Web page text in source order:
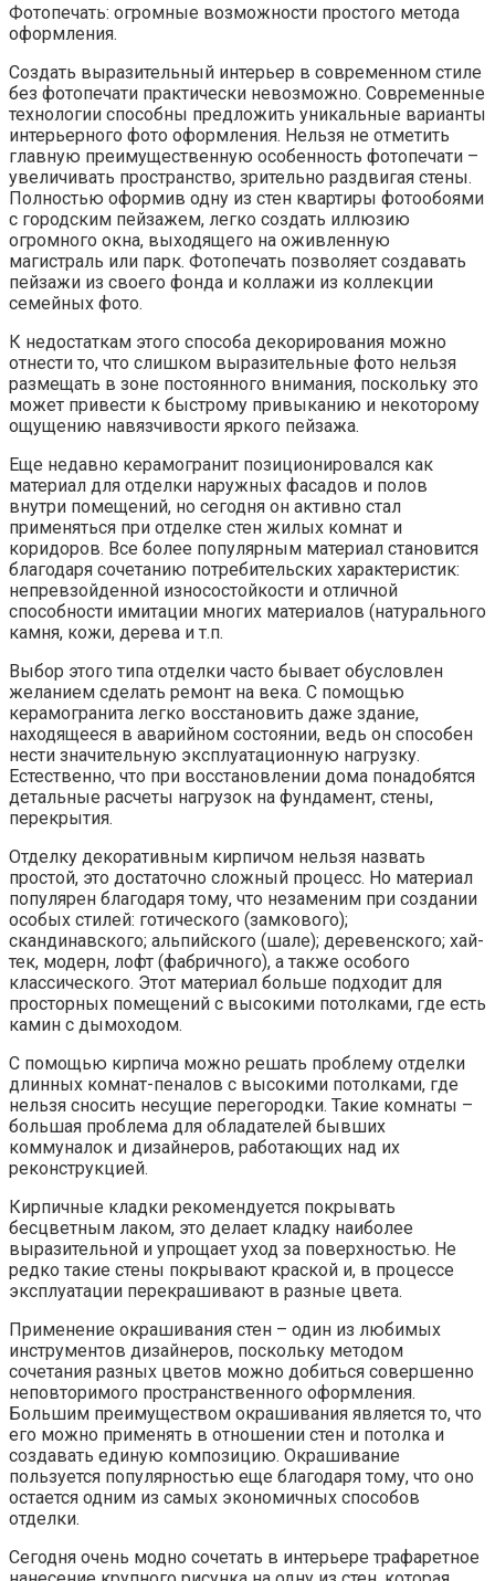
Фотопечать: огромные возможности простого метода
оформления.
Создать выразительный интерьер в современном стиле
без фотопечати практически невозможно. Современные
технологии способны предложить уникальные варианты
интерьерного фото оформления. Нельзя не отметить
главную преимущественную особенность фотопечати –
увеличивать пространство, зрительно раздвигая стены.
Полностью оформив одну из стен квартиры фотообоями
с городским пейзажем, легко создать иллюзию
огромного окна, выходящего на оживленную
магистраль или парк. Фотопечать позволяет создавать
пейзажи из своего фонда и коллажи из коллекции
семейных фото.
К недостаткам этого способа декорирования можно
отнести то, что слишком выразительные фото нельзя
размещать в зоне постоянного внимания, поскольку это
может привести к быстрому привыканию и некоторому
ощущению навязчивости яркого пейзажа.
Еще недавно керамогранит позиционировался как
материал для отделки наружных фасадов и полов
внутри помещений, но сегодня он активно стал
применяться при отделке стен жилых комнат и
коридоров. Все более популярным материал становится
благодаря сочетанию потребительских характеристик:
непревзойденной износостойкости и отличной
способности имитации многих материалов (натурального
камня, кожи, дерева и т.п.
Выбор этого типа отделки часто бывает обусловлен
желанием сделать ремонт на века. С помощью
керамогранита легко восстановить даже здание,
находящееся в аварийном состоянии, ведь он способен
нести значительную эксплуатационную нагрузку.
Естественно, что при восстановлении дома понадобятся
детальные расчеты нагрузок на фундамент, стены,
перекрытия.
Отделку декоративным кирпичом нельзя назвать
простой, это достаточно сложный процесс. Но материал
популярен благодаря тому, что незаменим при создании
особых стилей: готического (замкового);
скандинавского; альпийского (шале); деревенского; хай-
тек, модерн, лофт (фабричного), а также особого
классического. Этот материал больше подходит для
просторных помещений с высокими потолками, где есть
камин с дымоходом.
С помощью кирпича можно решать проблему отделки
длинных комнат-пеналов с высокими потолками, где
нельзя сносить несущие перегородки. Такие комнаты –
большая проблема для обладателей бывших
коммуналок и дизайнеров, работающих над их
реконструкцией.
Кирпичные кладки рекомендуется покрывать
бесцветным лаком, это делает кладку наиболее
выразительной и упрощает уход за поверхностью. Не
редко такие стены покрывают краской и, в процессе
эксплуатации перекрашивают в разные цвета.
Применение окрашивания стен – один из любимых
инструментов дизайнеров, поскольку методом
сочетания разных цветов можно добиться совершенно
неповторимого пространственного оформления.
Большим преимуществом окрашивания является то, что
его можно применять в отношении стен и потолка и
создавать единую композицию. Окрашивание
пользуется популярностью еще благодаря тому, что оно
остается одним из самых экономичных способов
отделки.
Сегодня очень модно сочетать в интерьере трафаретное